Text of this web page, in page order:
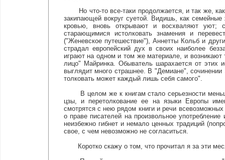
Но что-то все-таки продолжается, и так же, как
закипающей вокруг суетой. Видишь, как
кровью, вновь открывают и восхваляют уют;
старающимися истолковать знамения и
("Женевское путешествие"), Аннетты Кольб и
страдал европейский дух в своих наиболее
играют на одном и том же материале, и
лицо" Майринка. Обыватель шарахается от этих
выглядит много страшнее. В "Демиане",
толковать может каждый лишь себя самого".
В целом же к книгам стало серьезности
цзы, и перетолкование ее на языки Европы
смотрятся с нею рядом книги и речи
о праве писателей на произвольное
неизбежно гибнет и немало ценных традиций
свое, с чем невозможно не согласиться.
Коротко скажу о том, что прочитал я за эти